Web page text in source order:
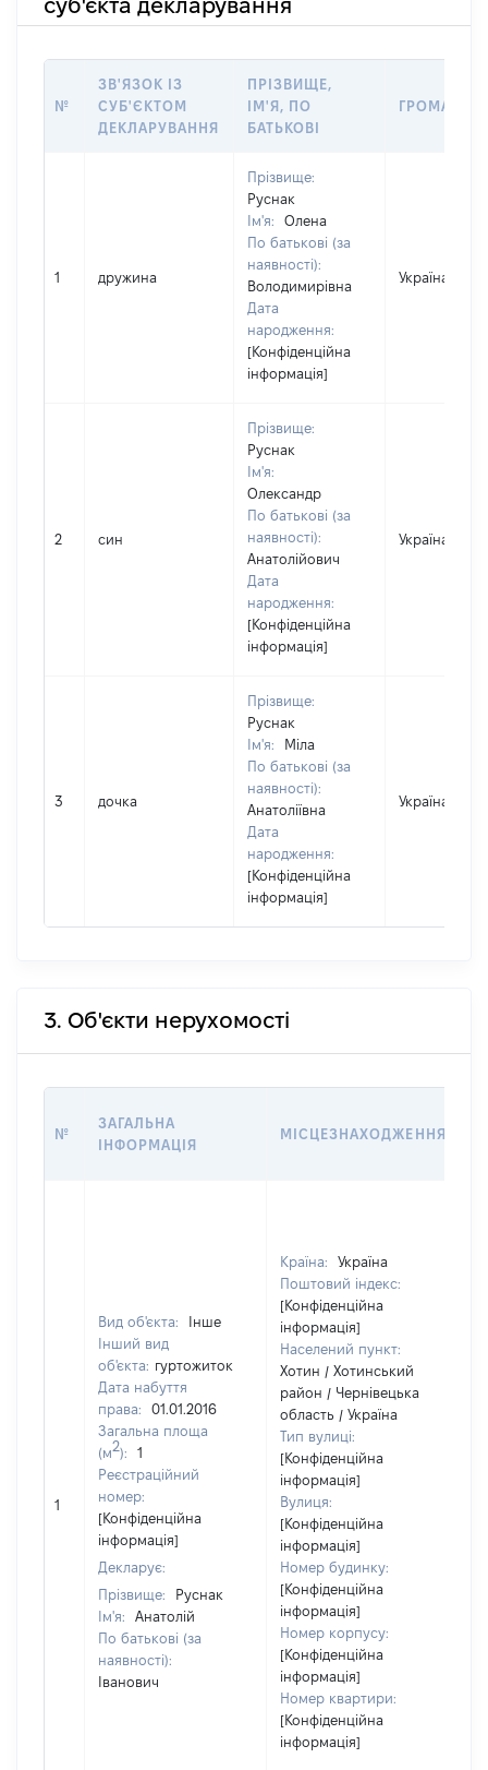
суб'єкта декларування
№
ЗВ'ЯЗОК ІЗ
СУБ'ЄКТОМ
ДЕКЛАРУВАННЯ
ПРІЗВИЩЕ,
ІМ'Я, ПО
БАТЬКОВІ
1 дружина
Прізвище:
Руснак
Ім'я:
Олена
По батькові (за
наявності):
Володимирівна
Дата
народження:
[Конфіденційна
інформація]
Україна
2 син
Прізвище:
Руснак
Ім'я:
Олександр
По батькові (за
наявності):
Анатолійович
Дата
народження:
[Конфіденційна
інформація]
Україна
3 дочка
Прізвище:
Руснак
Ім'я:
Міла
По батькові (за
наявності):
Анатоліївна
Дата
народження:
[Конфіденційна
інформація]
Україна
3. Об'єкти нерухомості
№
ЗАГАЛЬНА
ІНФОРМАЦІЯ
МІСЦЕЗНАХОДЖЕННЯ
1
Вид об'єкта:
Інше
Інший вид
об'єкта: гуртожиток
Дата набуття
права:
01.01.2016
Загальна площа
(м2):
1
Реєстраційний
номер:
[Конфіденційна
інформація]
Декларує:
Прізвище:
Руснак
Ім'я:
Анатолій
По батькові (за
наявності):
Іванович
Країна:
Україна
Поштовий індекс:
[Конфіденційна
інформація]
Населений пункт:
Хотин / Хотинський
район / Чернівецька
область / Україна
Тип вулиці:
[Конфіденційна
інформація]
Вулиця:
[Конфіденційна
інформація]
Номер будинку:
[Конфіденційна
інформація]
Номер корпусу:
[Конфіденційна
інформація]
Номер квартири:
[Конфіденційна
інформація]